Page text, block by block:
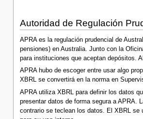
Autoridad de Regulación
APRA es la regulación prudencial de
pensiones) en Australia. Junto con la
para instituciones que aceptan depósitos.
APRA hubo de escoger entre usar algo
XBRL se convertirá en la norma en
APRA utiliza XBRL para definir los datos
presentar datos de forma segura a APRA.
contrario se teclean los datos. El XBRL se